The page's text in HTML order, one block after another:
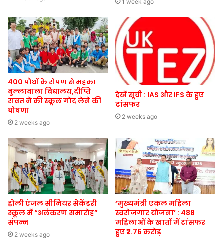
1 week ago
400 पौधों के रोपण से महका
बुल्लावाला विद्यालय,दीप्ति
रावत ने की स्कूल गोद लेने की
घोषणा
2 weeks ago
देखें सूची : IAS और IFS के हुए
ट्रांसफर
2 weeks ago
होली एंजल सीनियर सेकेंडरी
स्कूल में “अलंकरण समारोह”
संपन्न
2 weeks ago
‘मुख्यमंत्री एकल महिला
स्वरोजगार योजना’ : 488
महिलाओं के खातों में ट्रांसफर
हुए ₹2.76 करोड़